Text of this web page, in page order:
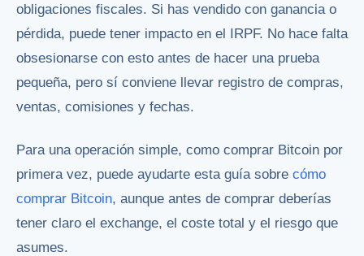
obligaciones fiscales. Si has vendido con ganancia o
pérdida, puede tener impacto en el IRPF. No hace falta
obsesionarse con esto antes de hacer una prueba
pequeña, pero sí conviene llevar registro de compras,
ventas, comisiones y fechas.
Para una operación simple, como comprar Bitcoin por
primera vez, puede ayudarte esta guía sobre cómo
comprar Bitcoin, aunque antes de comprar deberías
tener claro el exchange, el coste total y el riesgo que
asumes.